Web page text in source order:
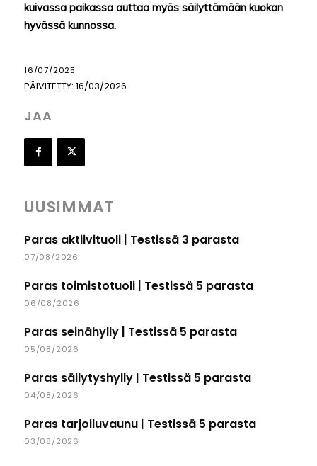
kuivassa paikassa auttaa myös säilyttämään kuokan
hyvässä kunnossa.
16/07/2025
PÄIVITETTY: 16/03/2026
JAA
UUSIMMAT
Paras aktiivituoli | Testissä 3 parasta
07/08/2026
Paras toimistotuoli | Testissä 5 parasta
06/08/2026
Paras seinähylly | Testissä 5 parasta
05/08/2026
Paras säilytyshylly | Testissä 5 parasta
04/08/2026
Paras tarjoiluvaunu | Testissä 5 parasta
03/08/2026